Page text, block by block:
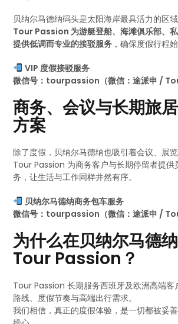
贝纳尔马德纳码头是太阳海岸最具活力的区域
Tour Passion 为游艇登船、海滩俱乐部、
提供低调而专业的接驳服务 ，确保度假行程
VIP 度假接驳服务
微信号：tourpassion（微信：途派申 /
商务、会议与长期旅
方案
除了度假，贝纳尔马德纳也吸引着会议、展览
Tour Passion 为商务客户与长期停留者提供
务，让生活与工作同样井然有序。
贝纳尔马德纳商务包车服务
微信号：tourpassion（微信：途派申 /
为什么在贝纳尔马德
Tour Passion？
Tour Passion 长期服务西班牙及欧洲高端客
路线、度假节奏与高端出行需求。
我们相信，真正的度假体验，是一切都被妥